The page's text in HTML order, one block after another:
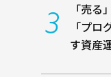
「売
――「プ
す資産